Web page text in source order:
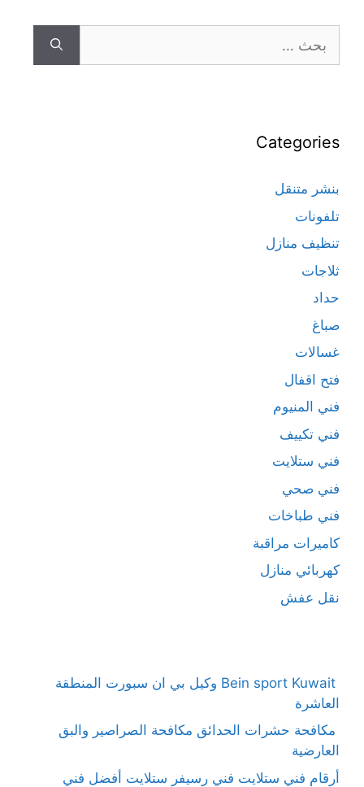
Categories
بنشر متنقل
تلفونات
تنظيف منازل
ثلاجات
حداد
صباغ
غسالات
فتح اقفال
فني المنيوم
فني تكييف
فني ستلايت
فني صحي
فني طباخات
كاميرات مراقبة
كهربائي منازل
نقل عفش
Bein sport Kuwait وكيل بي ان سبورت المنطقة
العاشرة
مكافحة حشرات الحدائق مكافحة الصراصير والبق
العارضية
أرقام فني ستلايت فني رسيفر ستلايت أفضل فني